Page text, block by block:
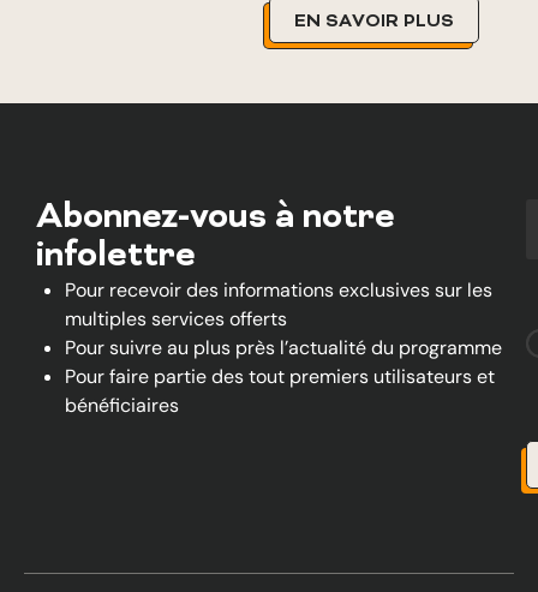
EN SAVOIR PLUS
Abonnez-vous à notre
infolettre
Pour recevoir des informations exclusives sur les
multiples services offerts
Pour suivre au plus près l’actualité du programme
Pour faire partie des tout premiers utilisateurs et
bénéficiaires